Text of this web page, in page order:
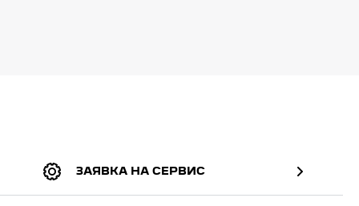
ЗАЯВКА НА СЕРВИС